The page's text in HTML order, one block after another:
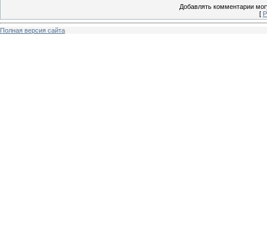
Добавлять комментарии
[
Полная версия сайта